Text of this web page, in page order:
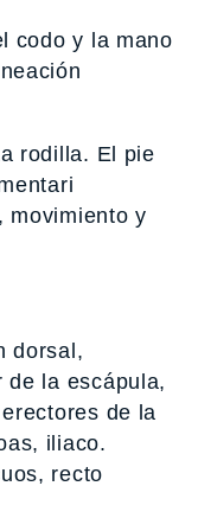
codo y la mano
rodilla. El pie
movimiento y
dorsal,
de la escápula,
de la
iliaco.
recto